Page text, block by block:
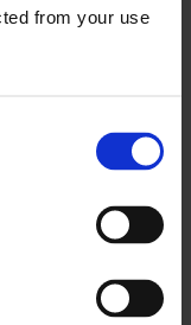
from your use